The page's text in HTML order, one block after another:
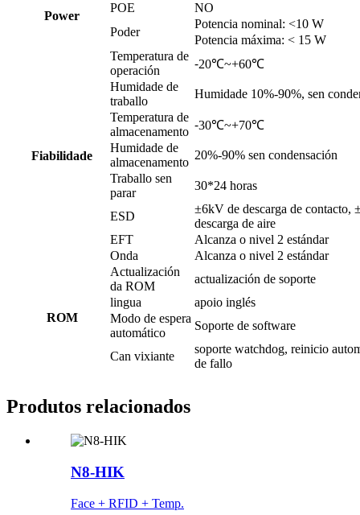
Power
POE
NO
Poder
Potencia nominal: <10 W
Potencia máxima: < 15 W
Fiabilidade
Temperatura de
operación
⁃20℃~+60℃
Humidade de
traballo
Humidade 10%-90%, sen
Temperatura de
almacenamento ⁃30℃~+70℃
Humidade de
almacenamento
20%-90% sen condensación
Traballo sen
parar
30*24 horas
ESD
±6kV de descarga de contacto,
descarga de aire
EFT
Alcanza o nivel 2 estándar
Onda
Alcanza o nivel 2 estándar
ROM
Actualización
da ROM
actualización de soporte
lingua
apoio inglés
Modo de espera
automático
Soporte de software
Can vixiante
soporte watchdog, reinicio
de fallo
Produtos relacionados
N8-HIK
Face + RFID + Temp.